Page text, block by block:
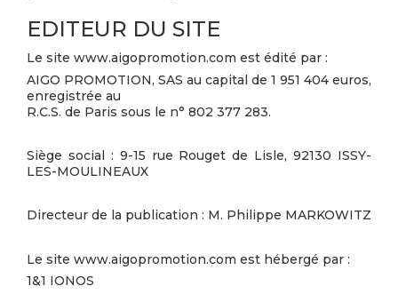
EDITEUR DU SITE
Le site www.aigopromotion.com est édité par :
AIGO PROMOTION, SAS au capital de 1 951 404 euros,
enregistrée au
R.C.S. de Paris sous le n° 802 377 283.
Siège social : 9-15 rue Rouget de Lisle, 92130 ISSY-
LES-MOULINEAUX
Directeur de la publication : M. Philippe MARKOWITZ
Le site www.aigopromotion.com est hébergé par :
1&1 IONOS